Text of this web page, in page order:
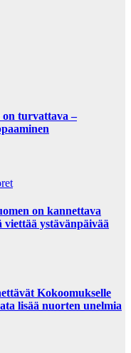
on turvattava –
on kannettava
viettää ystävänpäivää
Kokoomukselle
lisää nuorten unelmia